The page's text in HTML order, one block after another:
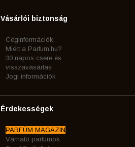
Vásárlói biztonság
Céginformációk
Miért a Parfum.hu?
30 napos csere és
visszavásárlás
Jogi információk
Érdekességek
PARFÜM MAGAZIN
Várható parfümök